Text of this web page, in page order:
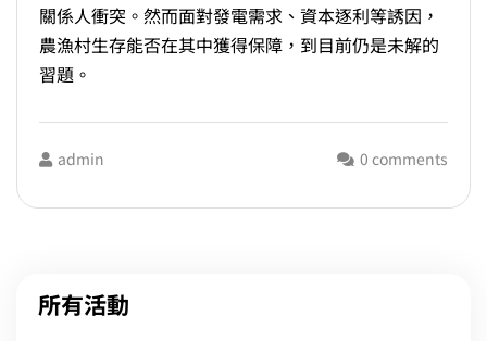
關係人衝突。然而面對發電需求、資本逐利等誘因，
農漁村生存能否在其中獲得保障，到目前仍是未解的
習題。
admin 0 comments
所有活動